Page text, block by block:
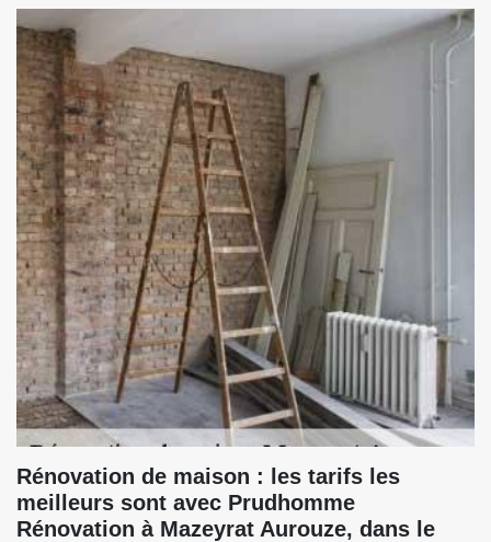
Rénovation de maison : les tarifs les
meilleurs sont avec Prudhomme
Rénovation à Mazeyrat Aurouze, dans le